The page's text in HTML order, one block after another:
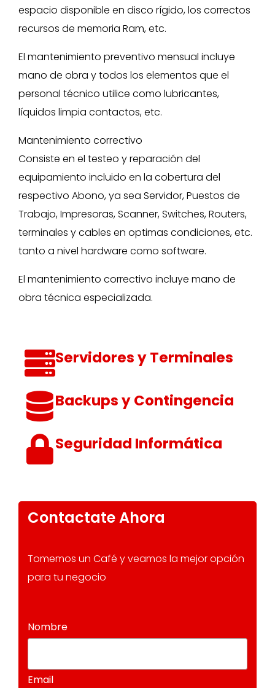
Contactate Ahora
Tomemos un Café y veamos la mejor opción
para tu negocio
Nombre
Email
espacio disponible en disco rígido, los correctos
recursos de memoria Ram, etc.
El mantenimiento preventivo mensual incluye
mano de obra y todos los elementos que el
personal técnico utilice como lubricantes,
líquidos limpia contactos, etc.
Mantenimiento correctivo
Consiste en el testeo y reparación del
equipamiento incluido en la cobertura del
respectivo Abono, ya sea Servidor, Puestos de
Trabajo, Impresoras, Scanner, Switches, Routers,
terminales y cables en optimas condiciones, etc.
tanto a nivel hardware como software.
El mantenimiento correctivo incluye mano de
obra técnica especializada.
Servidores y Terminales
Backups y Contingencia
Seguridad Informática